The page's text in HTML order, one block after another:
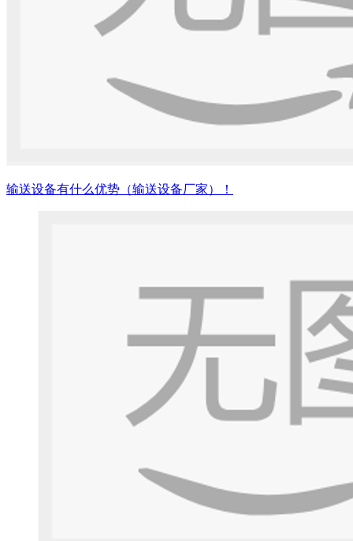
输送设备有什么优势（输送设备厂家）！